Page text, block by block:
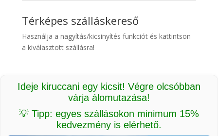
Térképes szálláskereső
Használja a nagyítás/kicsinyítés funkciót és kattintson
a kiválasztott szállásra!
Ideje kiruccani egy kicsit! Végre olcsóbban
várja álomutazása!
💡 Tipp: egyes szállásokon minimum 15%
kedvezmény is elérhető.